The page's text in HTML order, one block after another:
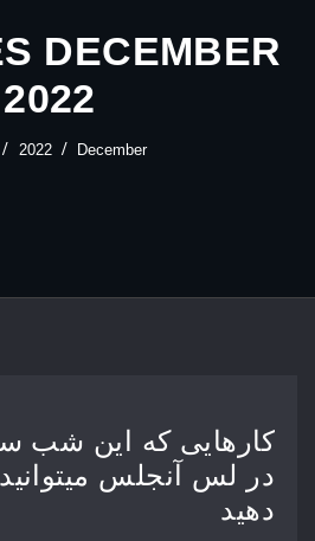
DECEMBER
2022
2022 December
کارهایی که این شب
در لس آنجلس
دهید